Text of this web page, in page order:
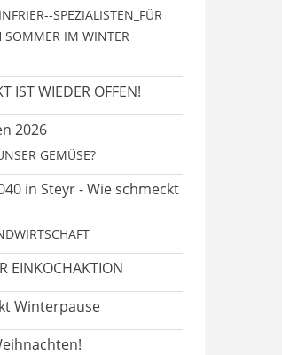
SPEZIALISTEN_FÜR
SOMMER IM WINTER
IST WIEDER OFFEN!
2026
GEMÜSE?
in Steyr - Wie schmeckt
EINKOCHAKTION
Winterpause